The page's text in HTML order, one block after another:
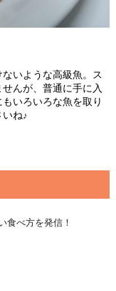
いような高級魚。ス
んが、普通に手に入
いろいろな魚を取り
いね♪
食べ方を発信！